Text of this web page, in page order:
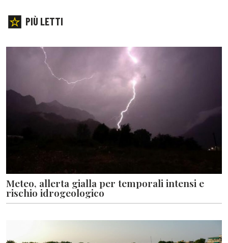
PIÙ LETTI
Meteo, allerta gialla per temporali intensi e
rischio idrogeologico